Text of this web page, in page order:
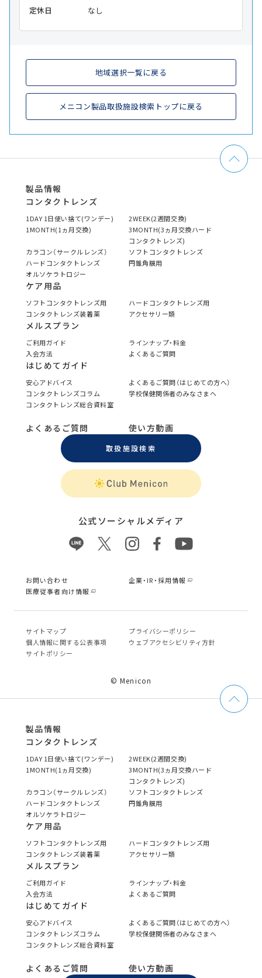
定休日
なし
地域選択一覧に戻る
メニコン製品取扱施設検索トップに戻る
製品情報
コンタクトレンズ
1DAY 1日使い捨て(ワンデー)
2WEEK(2週間交換)
1MONTH(1ヵ月交換)
3MONTH(3ヵ月交換ハード
コンタクトレンズ)
カラコン（サークルレンズ）
ソフトコンタクトレンズ
ハードコンタクトレンズ
円錐角膜用
オルソケラトロジー
ケア用品
ソフトコンタクトレンズ用
ハードコンタクトレンズ用
コンタクトレンズ装着薬
アクセサリー類
メルスプラン
ご利用ガイド
ラインナップ・料金
入会方法
よくあるご質問
はじめてガイド
安心アドバイス
よくあるご質問（はじめての方へ）
コンタクトレンズコラム
学校保健関係者のみなさまへ
コンタクトレンズ総合資料室
よくあるご質問 使い方動画
取扱施設検索
公式ソーシャルメディア
お問い合わせ
企業・IR・採用情報
医療従事者向け情報
サイトマップ
プライバシーポリシー
個⼈情報に関する公表事項
ウェブアクセシビリティ方針
サイトポリシー
© Menicon
製品情報
コンタクトレンズ
1DAY 1日使い捨て(ワンデー)
2WEEK(2週間交換)
1MONTH(1ヵ月交換)
3MONTH(3ヵ月交換ハード
コンタクトレンズ)
カラコン（サークルレンズ）
ソフトコンタクトレンズ
ハードコンタクトレンズ
円錐角膜用
オルソケラトロジー
ケア用品
ソフトコンタクトレンズ用
ハードコンタクトレンズ用
コンタクトレンズ装着薬
アクセサリー類
メルスプラン
ご利用ガイド
ラインナップ・料金
入会方法
よくあるご質問
はじめてガイド
安心アドバイス
よくあるご質問（はじめての方へ）
コンタクトレンズコラム
学校保健関係者のみなさまへ
コンタクトレンズ総合資料室
よくあるご質問 使い方動画